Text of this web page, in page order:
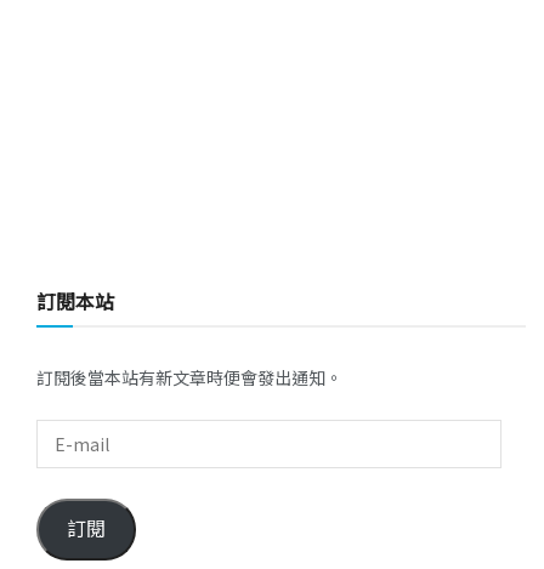
訂閱本站
訂閱後當本站有新文章時便會發出通知。
訂閱